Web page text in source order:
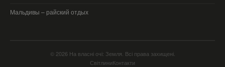
Мальдивы – райский отдых
© 2026 На власні очі: Земля. Всі права захищені.
СвітлиниКонтакти